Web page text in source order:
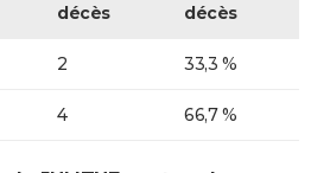
décès
décès
2 33,3 %
4 66,7 %